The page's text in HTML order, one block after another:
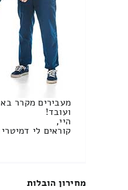
מעבירים מקרר
ועובד!
היי,
קוראים לי
מחירון הובלות